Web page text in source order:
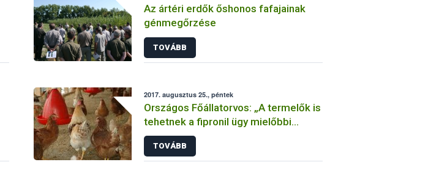
Az ártéri erdők őshonos fafajainak
génmegőrzése
TOVÁBB
2017. augusztus 25., péntek
Országos Főállatorvos: „A termelők is
tehetnek a fipronil ügy mielőbbi
lezárásáért!”
TOVÁBB